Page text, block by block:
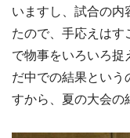
いますし、試合の内
たので、手応えはす
で物事をいろいろ捉
だ中での結果という
すから、夏の大会の